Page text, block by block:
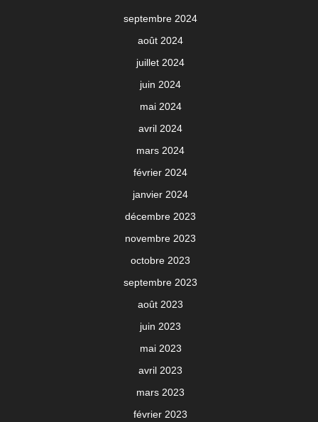
septembre 2024
août 2024
juillet 2024
juin 2024
mai 2024
avril 2024
mars 2024
février 2024
janvier 2024
décembre 2023
novembre 2023
octobre 2023
septembre 2023
août 2023
juin 2023
mai 2023
avril 2023
mars 2023
février 2023